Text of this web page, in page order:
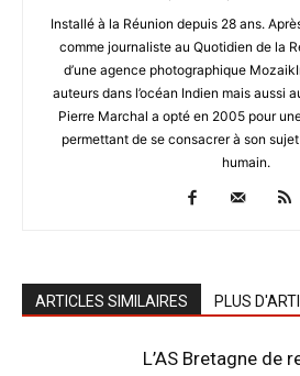
Installé à la Réunion depuis 28 ans.
comme journaliste au Quotidien de la
d’une agence photographique
auteurs dans l’océan Indien mais aussi
Pierre Marchal a opté en 2005 pour
permettant de se consacrer à son
humain.
ARTICLES SIMILAIRES PLUS
L’AS Bretagne de